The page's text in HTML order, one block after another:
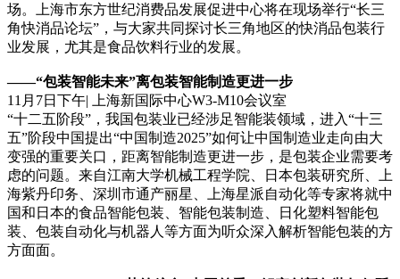
场。上海市东方世纪消费品发展促进中心将在现场举行“长三
角快消品论坛”，与大家共同探讨长三角地区的快消品包装行
业发展，尤其是食品饮料行业的发展。
——“包装智能未来”离包装智能制造更进一步
11月7日下午| 上海新国际中心W3-M10会议室
“十二五阶段”，我国包装业已经涉足智能装领域，进入“十三
五”阶段中国提出“中国制造2025”如何让中国制造业走向由大
变强的重要关口，距离智能制造更进一步，是包装企业需要考
虑的问题。来自江南大学机械工程学院、日本包装研究所、上
海紫丹印务、深圳市通产丽星、上海星派自动化等专家将就中
国和日本的食品智能包装、智能包装制造、日化塑料智能包
装、包装自动化与机器人等方面为听众深入解析智能包装的方
方面面。